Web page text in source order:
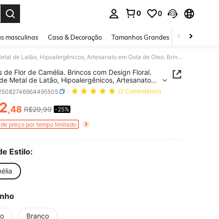
0 0
masculinas Casa & Decoração Tamanhos Grandes Joias e
Brincos de Flor de Camélia. Brincos com Design Floral. Feitos de Metal de Latão, Hipoalergênicos, Artesanato em Gota de Óleo. Brincos Femininos de Estilo Vintage, Brincos Femininos de Luxo Clássicos e Charmosos, Presente de Aniversário Feminino.
de Flor de Camélia. Brincos com Design Floral.
Metal de Latão, Hipoalergênicos, Artesanato
de Óleo. Brincos Femininos de Estilo Vintage,
Femininos de Luxo Clássicos e Charmosos,
de Aniversário Feminino.
(2 Comentários)
AND AVAILABILITY
,48 R$29,99 -25%
preço por tempo limitado
Estilo:
Branco